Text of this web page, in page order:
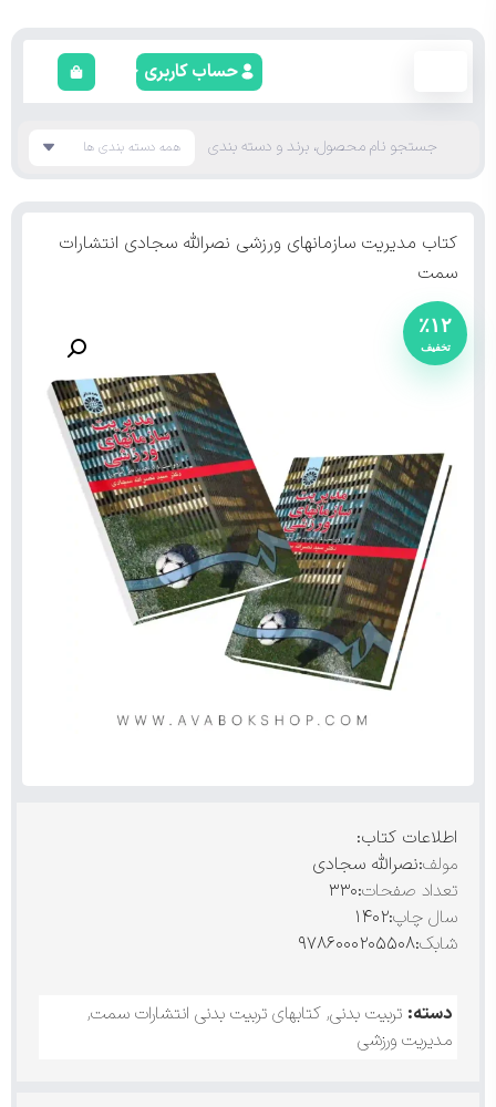
حساب کاربری
کتاب مدیریت سازمانهای ورزشی نصرالله سجادی انتشارات
سمت
٪۱۲
اطلاعات کتاب:
مولف:نصرالله سجادی
تعداد صفحات:۳۳۰
سال چاپ:۱۴۰۲
شابک:۹۷۸۶۰۰۰۲۰۵۵۰۸
دسته: تربیت بدنی, کتابهای تربیت بدنی انتشارات سمت,
مدیریت ورزشی